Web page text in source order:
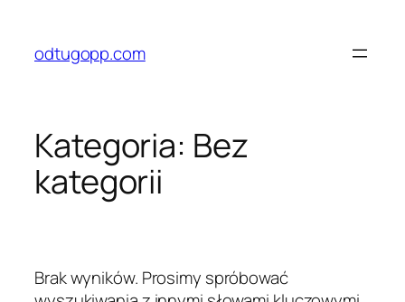
treściodtugopp.com
Kategoria: Bez
kategorii
Brak wyników. Prosimy spróbować